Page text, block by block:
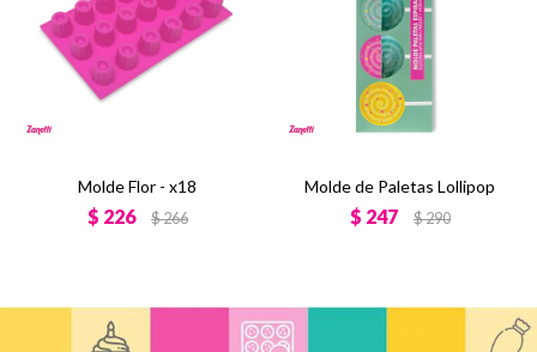
Molde Flor - x18
$ 226 $266
Molde de Paletas Lollipop
$ 247 $290